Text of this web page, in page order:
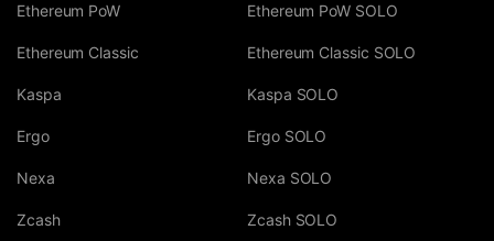
Ethereum PoW
Ethereum Classic
Kaspa
Ergo
Nexa
Zcash
Ethereum PoW SOLO
Ethereum Classic SOLO
Kaspa SOLO
Ergo SOLO
Nexa SOLO
Zcash SOLO